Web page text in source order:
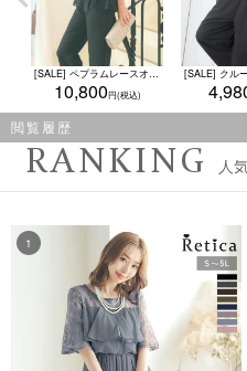
[SALE] ペプラムレースオールインワンパンツドレス (XSサイズ～4Lサイズ)
10,800
閲覧履歴
RANKING 人